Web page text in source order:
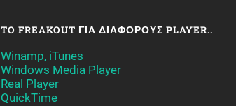
TO FREAKOUT ΓΙΑ ΔΙΆΦΟΡΟΥΣ PLAYER..
Winamp, iTunes
Windows Media Player
Real Player
QuickTime